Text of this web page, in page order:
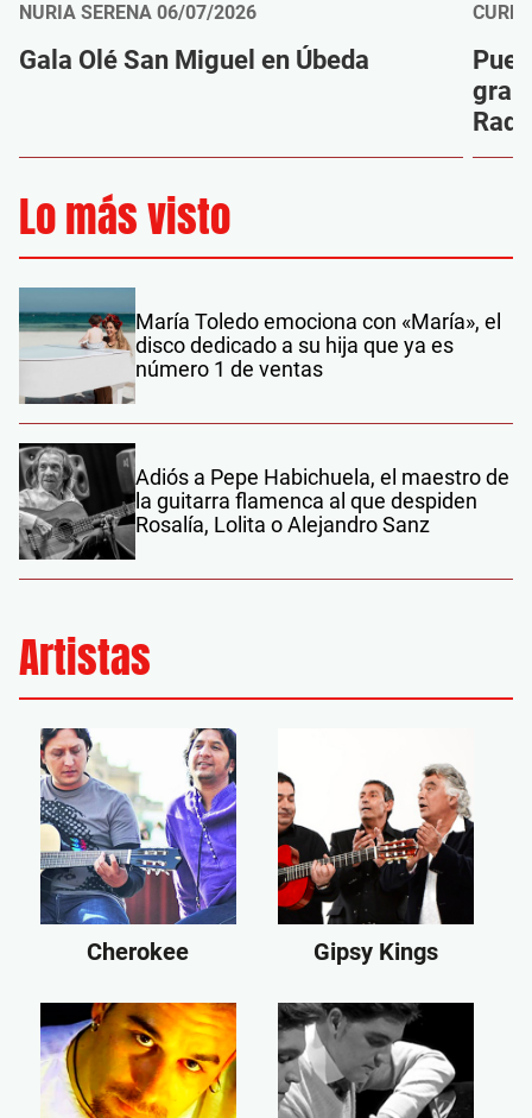
NURIA SERENA 06/07/2026
Gala Olé San Miguel en Úbeda
gran
Lo más visto
María Toledo emociona con «María», el
disco dedicado a su hija que ya es
número 1 de ventas
Adiós a Pepe Habichuela, el maestro de
la guitarra flamenca al que despiden
Rosalía, Lolita o Alejandro Sanz
Artistas
Cherokee Gipsy Kings